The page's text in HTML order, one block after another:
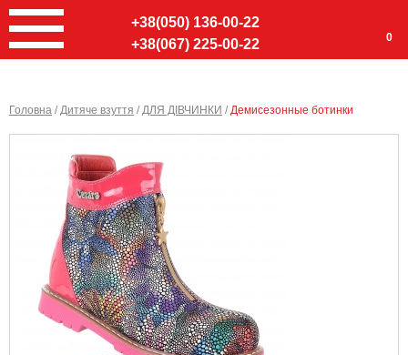
+38(050) 136-00-22
+38(067) 225-00-22
0
Головна /Дитяче взуття /ДЛЯ ДІВЧИНКИ /Демисезонные ботинки